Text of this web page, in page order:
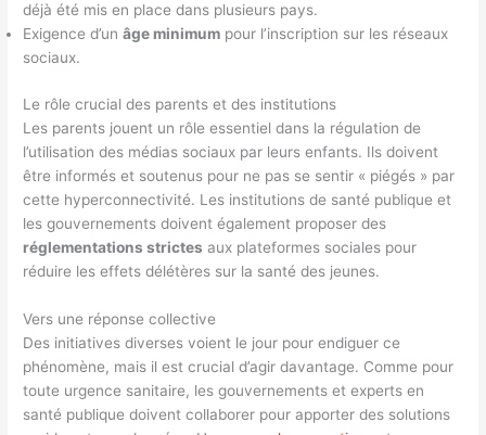
déjà été mis en place dans plusieurs pays.
Exigence d’unâge minimum pour l’inscription sur les réseaux
sociaux.
Le rôle crucial des parents et des institutions
Les parents jouent un rôle essentiel dans la régulation de
l’utilisation des médias sociaux par leurs enfants. Ils doivent
être informés et soutenus pour ne pas se sentir « piégés » par
cette hyperconnectivité. Les institutions de santé publique et
les gouvernements doivent également proposer des
réglementations strictes aux plateformes sociales pour
réduire les effets délétères sur la santé des jeunes.
Vers une réponse collective
Des initiatives diverses voient le jour pour endiguer ce
phénomène, mais il est crucial d’agir davantage. Comme pour
toute urgence sanitaire, les gouvernements et experts en
santé publique doivent collaborer pour apporter des solutions